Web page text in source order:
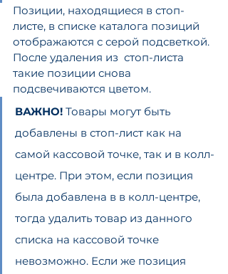
Позиции, находящиеся в стоп-
листе, в списке каталога позиций
отображаются с серой подсветкой.
После удаления из  стоп-листа
такие позиции снова
подсвечиваются цветом.
ВАЖНО! Товары могут быть
добавлены в стоп-лист как на
самой кассовой точке, так и в колл-
центре. При этом, если позиция
была добавлена в в колл-центре,
тогда удалить товар из данного
списка на кассовой точке
невозможно. Если же позиция